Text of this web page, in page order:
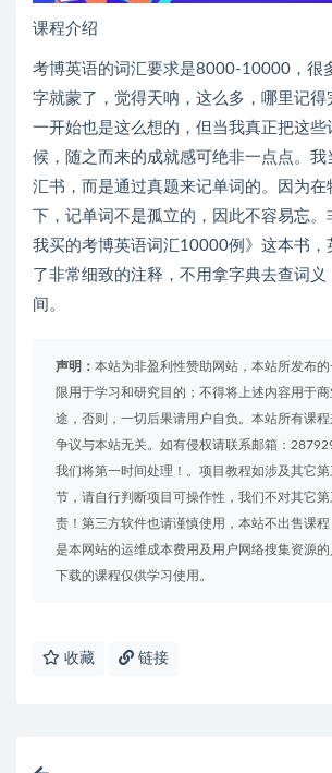
课程介绍
考博英语的词汇要求是8000-10000，很
字就蒙了，觉得天呐，这么多，哪里记得
一开始也是这么想的，但当我真正把这些
候，随之而来的成就感可绝非一点点。我
汇书，而是通过真题来记单词的。因为在
下，记单词不是孤立的，因此不容易忘。
我买的考博英语词汇10000例》这本书，
了非常细致的注释，不用拿字典去查词
间。
声明： 本站为非盈利性赞助网站，本站所发布
限用于学习和研究目的；不得将上述内容用于
途，否则，一切后果请用户自负。本站所有课
争议与本站无关。如有侵权请联系邮箱：
我们将第一时间处理！。项目教程如涉及其它
节，请自行判断项目可操作性，我们不对其它
责！第三方软件也请谨慎使用，本站不出售课
是本网站的运维成本费用及用户网络搜集资源的
下载的课程仅供学习使用。
收藏 链接